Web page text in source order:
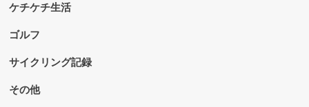
ケチケチ生活
ゴルフ
サイクリング記録
その他